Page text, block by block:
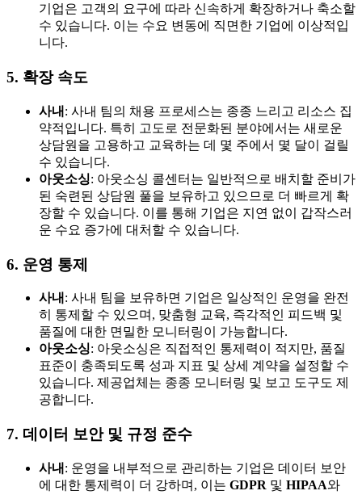
기업은 고객의 요구에 따라 신속하게 확장하거나 축소할
수 있습니다. 이는 수요 변동에 직면한 기업에 이상적입
니다.
5. 확장 속도
사내 : 사내 팀의 채용 프로세스는 종종 느리고 리소스 집
약적입니다. 특히 고도로 전문화된 분야에서는 새로운
상담원을 고용하고 교육하는 데 몇 주에서 몇 달이 걸릴
수 있습니다.
아웃소싱: 아웃소싱 콜센터는 일반적으로 배치할 준비가
된 숙련된 상담원 풀을 보유하고 있으므로 더 빠르게 확
장할 수 있습니다. 이를 통해 기업은 지연 없이 갑작스러
운 수요 증가에 대처할 수 있습니다.
6. 운영 통제
사내 : 사내 팀을 보유하면 기업은 일상적인 운영을 완전
히 통제할 수 있으며, 맞춤형 교육, 즉각적인 피드백 및
품질에 대한 면밀한 모니터링이 가능합니다.
아웃소싱: 아웃소싱은 직접적인 통제력이 적지만, 품질
표준이 충족되도록 성과 지표 및 상세 계약을 설정할 수
있습니다. 제공업체는 종종 모니터링 및 보고 도구도 제
공합니다.
7. 데이터 보안 및 규정 준수
사내 : 운영을 내부적으로 관리하는 기업은 데이터 보안
에 대한 통제력이 더 강하며, 이는 GDPR 및 HIPAA와